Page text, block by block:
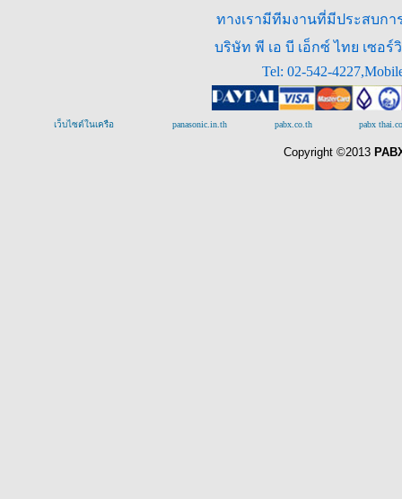
ทางเรามีทีมงานที่มีประสบกา
บริษัท พี เอ บี เอ็กซ์ ไทย เซอ
Tel: 02-542-
เว็บไซต์ในเครือ panasonic.in.th pabx.co.th pabx
Copyright ©2013